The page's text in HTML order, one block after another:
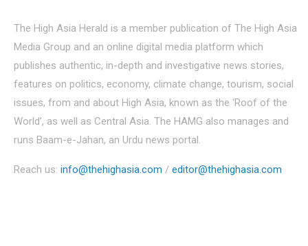
The High Asia Herald is a member publication of The High Asia
Media Group and an online digital media platform which
publishes authentic, in-depth and investigative news stories,
features on politics, economy, climate change, tourism, social
issues, from and about High Asia, known as the ‘Roof of the
World’, as well as Central Asia. The HAMG also manages and
runs Baam-e-Jahan, an Urdu news portal.
Reach us: info@thehighasia.com / editor@thehighasia.com